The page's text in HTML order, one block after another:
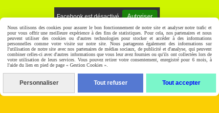
Facebook est désactivé. Autoriser
Mentions Légales Gestion cookies Mon Compte
Nous utilisons des cookies pour assurer le bon fonctionnement de notre site et analyser notre trafic et
pour vous offrir une meilleure expérience à des fins de statistiques. Pour cela, nos partenaires et nous
peuvent utiliser des cookies ou d'autres technologies pour stocker et accéder à des informations
personnelles comme votre visite sur notre site. Nous partageons également des informations sur
l'utilisation de notre site avec nos partenaires de médias sociaux, de publicité et d'analyse, qui peuvent
combiner celles-ci avec d'autres informations que vous leur avez fournies ou qu'ils ont collectées lors de
votre utilisation de leurs services. Vous pouvez retirer votre consentement, enregistré pour 6 mois, à
l'aide du lien en pied de page « Gestion Cookies ».
Personnaliser Tout refuser Tout accepter